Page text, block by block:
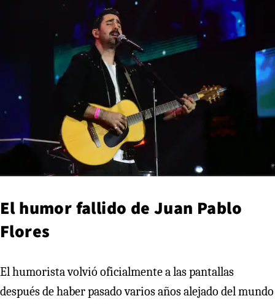
El humor fallido de Juan Pablo
Flores
El humorista volvió oficialmente a las pantallas
después de haber pasado varios años alejado del mundo